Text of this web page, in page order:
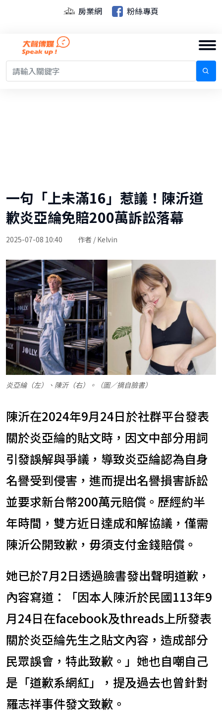
房業網 粉絲專頁
一句「上未滿16」惹議！陳沂道
歉炎亞綸免賠200萬訴訟落幕
2025-07-08 10:40 作者 / Kelvin
炎亞綸（左）、陳沂（右）。（圖／摘自臉書）
陳沂在2024年9月24日於社群平台發表
關於炎亞綸的貼文時，因文中部分用詞
引發誤解與爭議，導致炎亞綸認為自身
名譽受到侵害，進而提出名譽損害訴訟
並要求新台幣200萬元賠償。歷經約半
年時間，雙方近日達成和解協議，僅需
陳沂公開致歉，毋須支付金錢賠償。
她已於7月2日透過臉書發出聲明道歉，
內容寫道：「因本人陳沂於民國113年9
月24日在facebook及threads上所發表
關於炎亞綸先生之貼文內容，造成部分
民眾誤會，特此致歉。」她也自嘲自己
是「道歉系網紅」，提及過去也曾針對
羅志祥事件發文致歉。